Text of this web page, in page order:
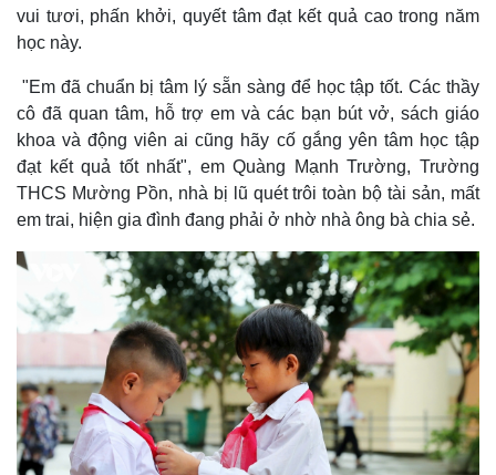
vui tươi, phấn khởi, quyết tâm đạt kết quả cao trong năm
học này.
"Em đã chuẩn bị tâm lý sẵn sàng để học tập tốt. Các thầy
cô đã quan tâm, hỗ trợ em và các bạn bút vở, sách giáo
khoa và động viên ai cũng hãy cố gắng yên tâm học tập
đạt kết quả tốt nhất", em Quàng Mạnh Trường, Trường
THCS Mường Pồn, nhà bị lũ quét trôi toàn bộ tài sản, mất
em trai, hiện gia đình đang phải ở nhờ nhà ông bà chia sẻ.